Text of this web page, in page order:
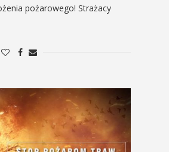
pożarowego! Strażacy